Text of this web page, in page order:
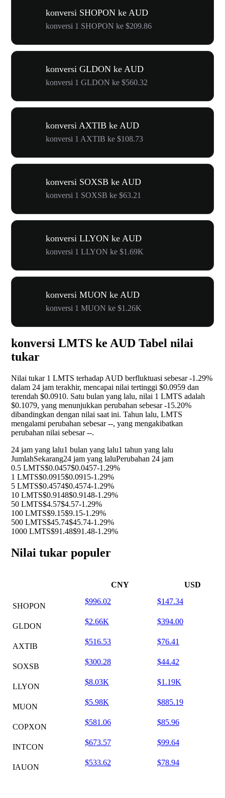
konversi SHOPON ke AUD
konversi 1 SHOPON ke $209.86
konversi GLDON ke AUD
konversi 1 GLDON ke $560.32
konversi AXTIB ke AUD
konversi 1 AXTIB ke $108.73
konversi SOXSB ke AUD
konversi 1 SOXSB ke $63.21
konversi LLYON ke AUD
konversi 1 LLYON ke $1.69K
konversi MUON ke AUD
konversi 1 MUON ke $1.26K
konversi LMTS ke AUD Tabel nilai
tukar
Nilai tukar 1 LMTS terhadap AUD berfluktuasi sebesar-1.29%
dalam 24 jam terakhir, mencapai nilai tertinggi $0.0959 dan
terendah $0.0910. Satu bulan yang lalu, nilai 1 LMTS adalah
$0.1079, yang menunjukkan perubahan sebesar-15.20%
dibandingkan dengan nilai saat ini. Tahun lalu, LMTS
mengalami perubahan sebesar--, yang mengakibatkan
perubahan nilai sebesar--.
24 jam yang lalu1 bulan yang lalu1 tahun yang lalu
JumlahSekarang24 jam yang laluPerubahan 24 jam
0.5 LMTS$0.0457$0.0457-1.29%
1 LMTS$0.0915$0.0915-1.29%
5 LMTS$0.4574$0.4574-1.29%
10 LMTS$0.9148$0.9148-1.29%
50 LMTS$4.57$4.57-1.29%
100 LMTS$9.15$9.15-1.29%
500 LMTS$45.74$45.74-1.29%
1000 LMTS$91.48$91.48-1.29%
Nilai tukar populer
CNY USD
SHOPON
$996.02 $147.34
GLDON
$2.66K $394.00
AXTIB
$516.53 $76.41
SOXSB
$300.28 $44.42
LLYON
$8.03K $1.19K
MUON
$5.98K $885.19
COPXON
$581.06 $85.96
INTCON
$673.57 $99.64
IAUON
$533.62 $78.94